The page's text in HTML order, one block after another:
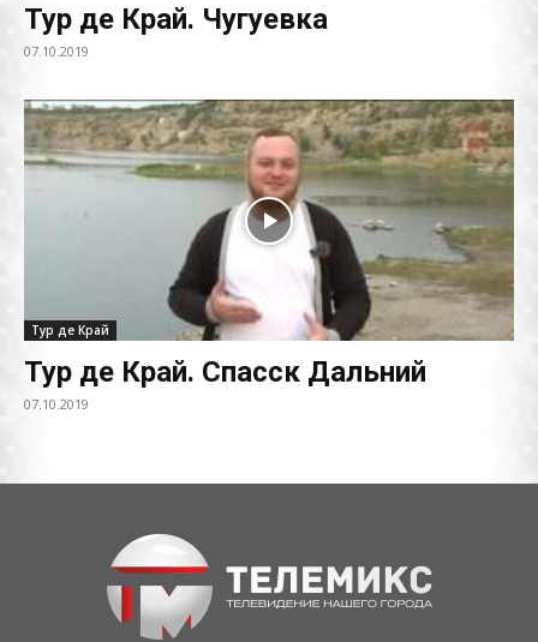
Тур де Край. Чугуевка
07.10.2019
Тур де Край
Тур де Край. Спасск Дальний
07.10.2019